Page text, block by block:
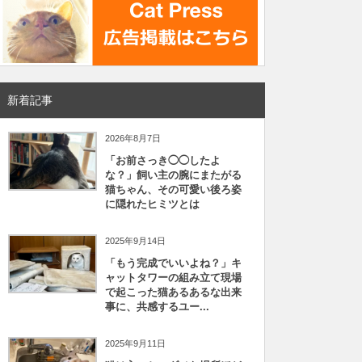
新着記事
2026年8月7日
「お前さっき◯◯したよ
な？」飼い主の腕にまたがる
猫ちゃん、その可愛い後ろ姿
に隠れたヒミツとは
2025年9月14日
「もう完成でいいよね？」キ
ャットタワーの組み立て現場
で起こった猫あるあるな出来
事に、共感するユー...
2025年9月11日